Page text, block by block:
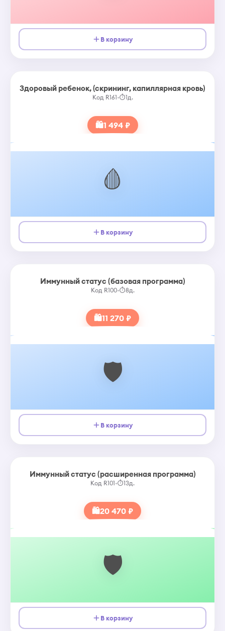
В корзину
Здоровый ребенок, (скрининг, капиллярная кровь)
Код R161•⏱1д.
🛍1 494 ₽
🩸
В корзину
Иммунный статус (базовая программа)
Код R100•⏱8д.
🛍11 270 ₽
🛡️
В корзину
Иммунный статус (расширенная программа)
Код R101•⏱13д.
🛍20 470 ₽
🛡️
В корзину